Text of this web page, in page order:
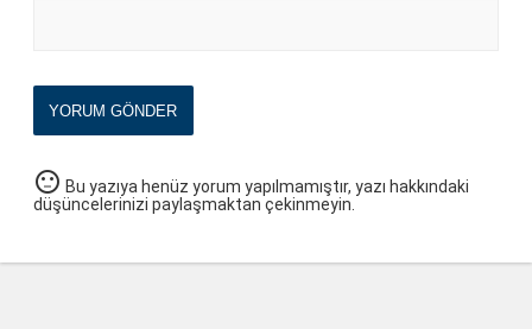
YORUM GÖNDER
sentiment_neutral Bu yazıya henüz yorum yapılmamıştır, yazı hakkındaki
düşüncelerinizi paylaşmaktan çekinmeyin.